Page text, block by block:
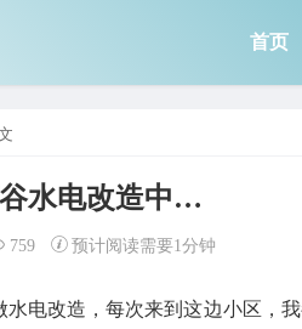
首页
水电改造中…
759 预计阅读需要1分钟
电改造，每次来到这边小区，